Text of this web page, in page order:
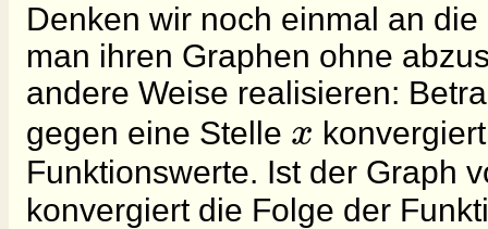
Denken wir noch einmal an
man ihren Graphen ohne
andere Weise realisieren:
gegen eine Stelle x
Funktionswerte. Ist der Graph
konvergiert die Folge der